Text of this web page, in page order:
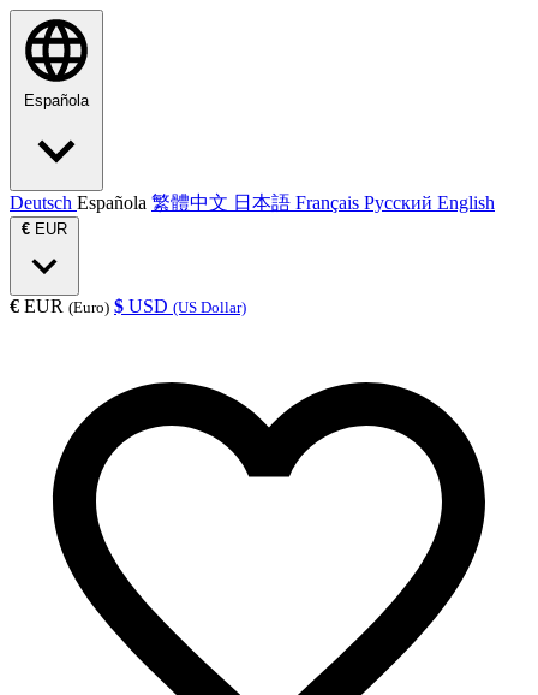
Española
Deutsch Española 繁體中文 日本語 Français Русский English
€ EUR
€ EUR (Euro) $ USD (US Dollar)